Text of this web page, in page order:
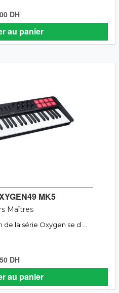
DH
au panier
MK5
Maîtres
la série Oxygen se d ...
DH
au panier